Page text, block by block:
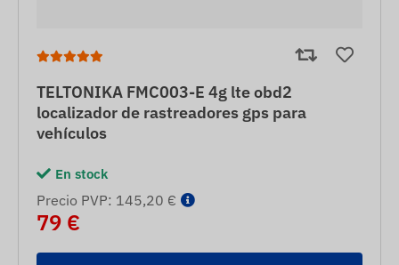
TELTONIKA FMC003-E 4g lte obd2
localizador de rastreadores gps para
vehículos
En stock
Precio PVP: 145,20 €
79 €